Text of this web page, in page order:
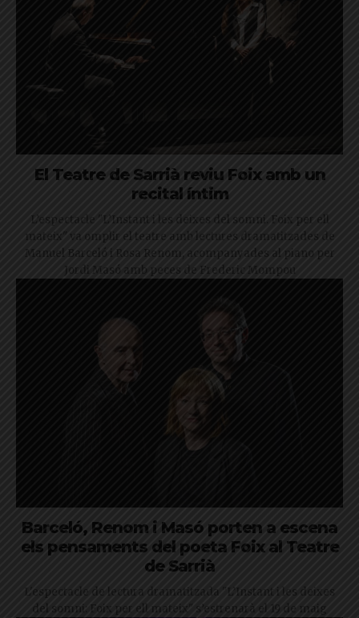
El Teatre de Sarrià reviu Foix amb un
recital íntim
L’espectacle "L’Instant i les deixes del somni. Foix per ell
mateix" va omplir el teatre amb lectures dramatitzades de
Manuel Barceló i Rosa Renom, acompanyades al piano per
Jordi Masó amb peces de Frederic Mompou
Barceló, Renom i Masó porten a escena
els pensaments del poeta Foix al Teatre
de Sarrià
L'espectacle de lectura dramatitzada "L’Instant i les deixes
del somni: Foix per ell mateix" s’estrenarà el 19 de maig